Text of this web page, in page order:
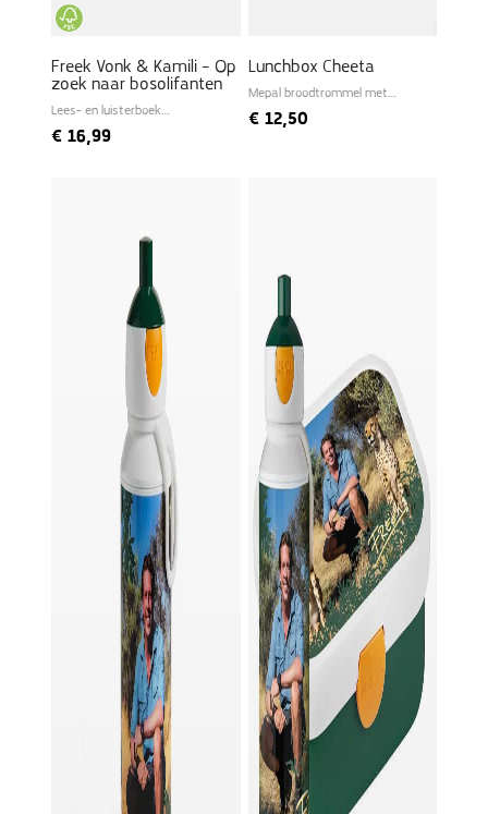
Freek Vonk & Kamili – Op
zoek naar bosolifanten
Lees- en luisterboek
€ 16,99
Lunchbox Cheeta
Mepal broodtrommel met
€12,50